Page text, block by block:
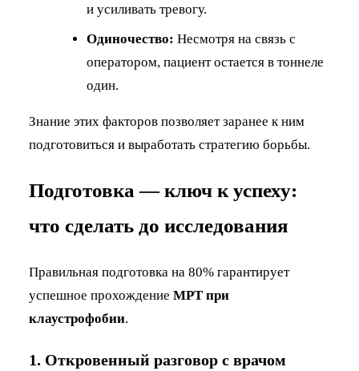
и усиливать тревогу.
Одиночество: Несмотря на связь с
оператором, пациент остается в тоннеле
один.
Знание этих факторов позволяет заранее к ним
подготовиться и выработать стратегию борьбы.
Подготовка — ключ к успеху:
что сделать до исследования
Правильная подготовка на 80% гарантирует
успешное прохождение МРТ при
клаустрофобии.
1. Откровенный разговор с врачом